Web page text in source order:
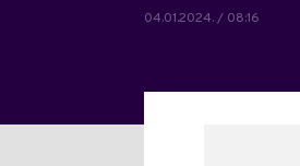
04.01.2024. / 08:16